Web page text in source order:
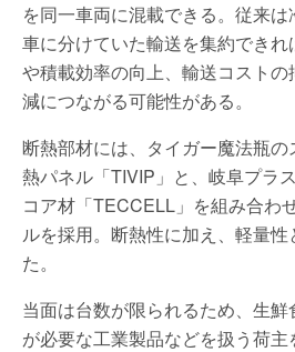
を同一車両に混載できる。従来
車に分けていた輸送を集約でき
や積載効率の向上、輸送コスト
減につながる可能性がある。
断熱部材には、タイガー魔法瓶
熱パネル「TIVIP」と、岐阜プラ
コア材「TECCELL」を組み合わ
ルを採用。断熱性に加え、軽量
た。
当面は台数が限られるため、生
が必要な工業製品などを扱う荷